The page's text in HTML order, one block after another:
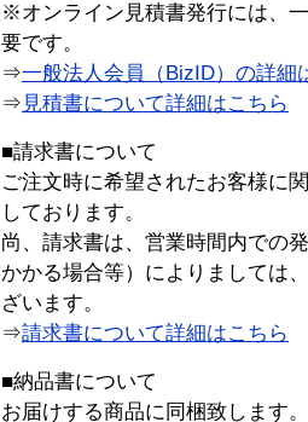
※オンライン見積書発行には、
要です。
⇒一般法人会員（BizID）の詳細
⇒ 見積書について詳細はこちら
■請求書について
ご注文時に希望されたお客様に
しております。
尚、請求書は、営業時間内での
かかる場合等）によりましては
ざいます。
⇒請求書について詳細はこちら
■納品書について
お届けする商品に同梱致します。